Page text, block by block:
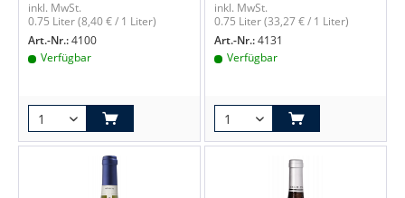
inkl. MwSt.
0.75 Liter(8,40 € / 1 Liter)
Art.-Nr.:4100
Verfügbar
inkl. MwSt.
0.75 Liter(33,27 € / 1 Liter)
Art.-Nr.:4131
Verfügbar